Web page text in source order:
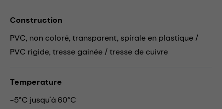
Construction
PVC, non coloré, transparent, spirale en plastique /
PVC rigide, tresse gainée / tresse de cuivre
Temperature
-5°C jusqu'à 60°C